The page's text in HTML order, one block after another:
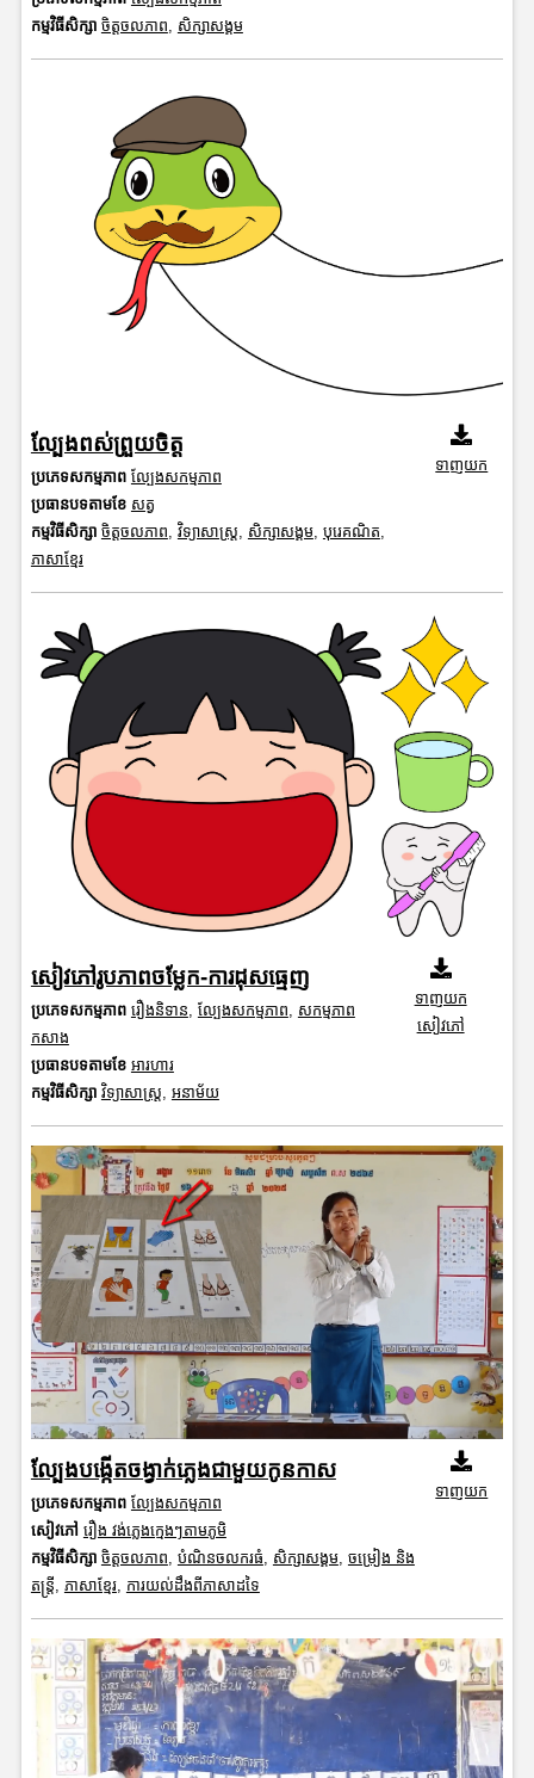
កម្មវិធីសិក្សា ចិត្តចលភាព សិក្សាសង្គម
ល្បែងពស់ព្រួយចិត្ត
ប្រភេទសកម្មភាព ល្បែងសកម្មភាព
ប្រធានបទតាមខែ សត្វ
កម្មវិធីសិក្សា ចិត្តចលភាព វិទ្យាសាស្រ្ត សិក្សាសង្គម, បុរេគណិត
ភាសាខ្មែរ
ទាញយក
សៀវភៅរូបភាពចម្លែក-ការដុសធ្មេញ
ប្រភេទសកម្មភាព រឿងនិទាន ល្បែងសកម្មភាព
សកម្មភាព
កសាង
ប្រធានបទតាមខែ អារហារ
កម្មវិធីសិក្សា វិទ្យាសាស្រ្ត អនាម័យ
ទាញយក
សៀវភៅ
ល្បែងបង្កើតចង្វាក់ភ្លេងជាមួយកូនកាស
ប្រភេទសកម្មភាព ល្បែងសកម្មភាព
សៀវភៅ រឿង វង់ភ្លេងក្មេងៗតាមភូមិ
កម្មវិធីសិក្សា ចិត្តចលភាព បំណិនចលករធំ សិក្សាសង្គម, ចម្រៀង និង
តន្ត្រី ភាសាខ្មែរ, ការយល់ដឹងពីភាសាដទៃ
ទាញយក